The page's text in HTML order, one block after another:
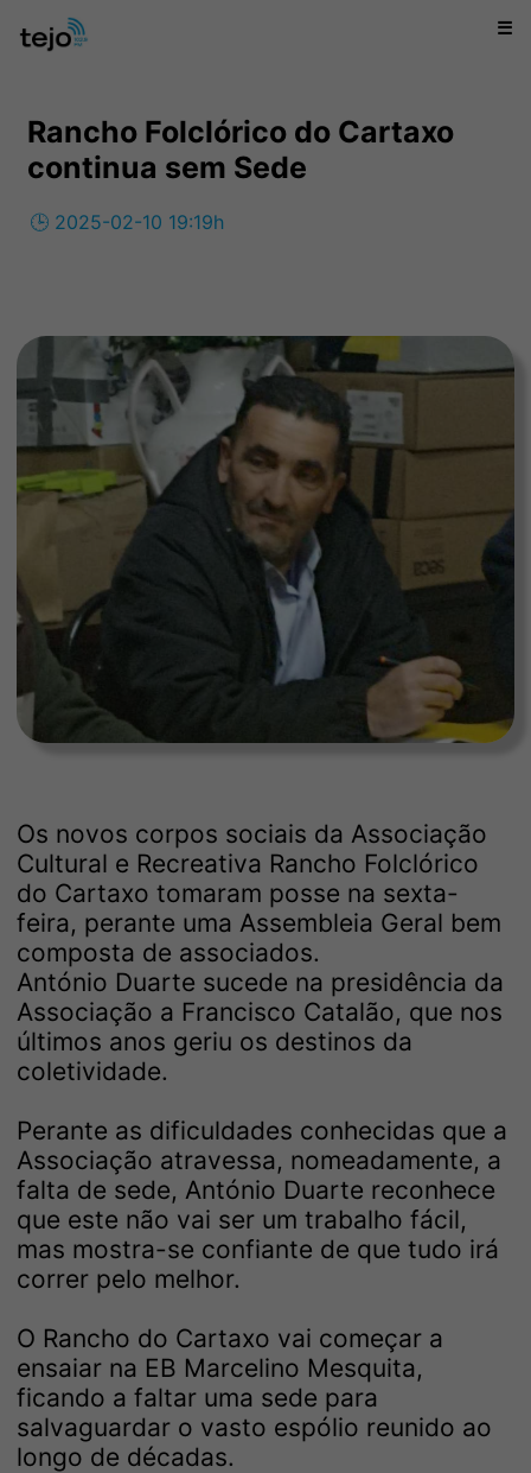
☰
Rancho Folclórico do Cartaxo
continua sem Sede
🕒 2025-02-10 19:19h
Os novos corpos sociais da Associação
Cultural e Recreativa Rancho Folclórico
do Cartaxo tomaram posse na sexta-
feira, perante uma Assembleia Geral bem
composta de associados.
António Duarte sucede na presidência da
Associação a Francisco Catalão, que nos
últimos anos geriu os destinos da
coletividade.
Perante as dificuldades conhecidas que a
Associação atravessa, nomeadamente, a
falta de sede, António Duarte reconhece
que este não vai ser um trabalho fácil,
mas mostra-se confiante de que tudo irá
correr pelo melhor.
O Rancho do Cartaxo vai começar a
ensaiar na EB Marcelino Mesquita,
ficando a faltar uma sede para
salvaguardar o vasto espólio reunido ao
longo de décadas.